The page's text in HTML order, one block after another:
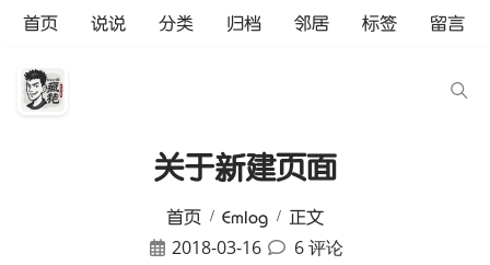
首页 说说 分类 归档 邻居 标签 留言
关于新建页面
首页 Emlog 正文
2018-03-16
6 评论